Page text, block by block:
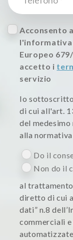
Acconsento
l'informativa
Europeo
accetto i
servizio
Io
di cui all'art.
del
alla
Do il
Non do il
al
diretto di cui
dati” n.8
commerciali